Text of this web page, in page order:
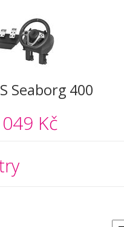
Seaborg 400
Kč